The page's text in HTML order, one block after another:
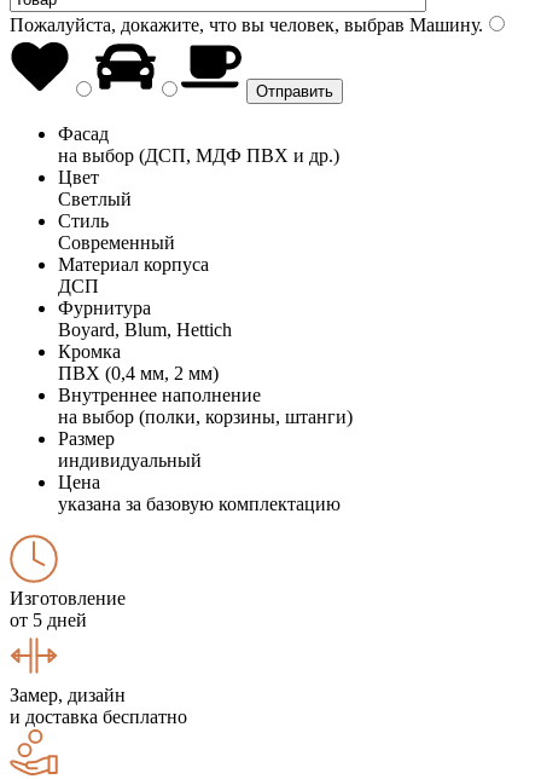
Пожалуйста, докажите, что вы человек, выбрав Машину.
Фасад
на выбор (ДСП, МДФ ПВХ и др.)
Цвет
Светлый
Стиль
Современный
Материал корпуса
ДСП
Фурнитура
Boyard, Blum, Hettich
Кромка
ПВХ (0,4 мм, 2 мм)
Внутреннее наполнение
на выбор (полки, корзины, штанги)
Размер
индивидуальный
Цена
указана за базовую комплектацию
Изготовление
от 5 дней
Замер, дизайн
и доставка бесплатно